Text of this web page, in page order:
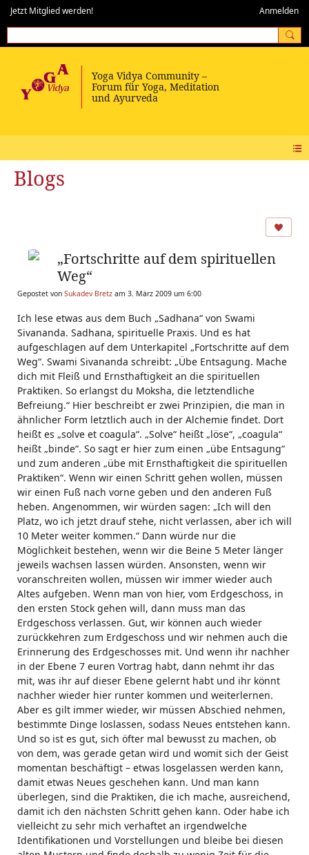
Jetzt Mitglied werden! Anmelden
Blogs
„Fortschritte auf dem spirituellen
Weg“
Gepostet von Sukadev Bretz am 3. März 2009 um 6:00
Ich lese etwas aus dem Buch „Sadhana“ von Swami
Sivananda. Sadhana, spirituelle Praxis. Und es hat
aufgeschlagen auf dem Unterkapitel „Fortschritte auf dem
Weg“. Swami Sivananda schreibt: „Übe Entsagung. Mache
dich mit Fleiß und Ernsthaftigkeit an die spirituellen
Praktiken. So erlangst du Moksha, die letztendliche
Befreiung.“ Hier beschreibt er zwei Prinzipien, die man in
ähnlicher Form letztlich auch in der Alchemie findet. Dort
heißt es „solve et coagula“. „Solve“ heißt „löse“, „coagula“
heißt „binde“. So sagt er hier zum einen „übe Entsagung“
und zum anderen „übe mit Ernsthaftigkeit die spirituellen
Praktiken“. Wenn wir einen Schritt gehen wollen, müssen
wir einen Fuß nach vorne geben und den anderen Fuß
heben. Angenommen, wir würden sagen: „Ich will den
Platz, wo ich jetzt drauf stehe, nicht verlassen, aber ich will
10 Meter weiter kommen.“ Dann würde nur die
Möglichkeit bestehen, wenn wir die Beine 5 Meter länger
jeweils wachsen lassen würden. Ansonsten, wenn wir
voranschreiten wollen, müssen wir immer wieder auch
Altes aufgeben. Wenn man von hier, vom Erdgeschoss, in
den ersten Stock gehen will, dann muss man das
Erdgeschoss verlassen. Gut, wir können auch wieder
zurückkehren zum Erdgeschoss und wir nehmen auch die
Erinnerung des Erdgeschosses mit. Und wenn ihr nachher
in der Ebene 7 euren Vortrag habt, dann nehmt ihr das
mit, was ihr auf dieser Ebene gelernt habt und ihr könnt
nachher wieder hier runter kommen und weiterlernen.
Aber es gilt immer wieder, wir müssen Abschied nehmen,
bestimmte Dinge loslassen, sodass Neues entstehen kann.
Und so ist es gut, sich öfter mal bewusst zu machen, ob
von dem, was gerade getan wird und womit sich der Geist
momentan beschäftigt – etwas losgelassen werden kann,
damit etwas Neues geschehen kann. Und man kann
überlegen, sind die Praktiken, die ich mache, ausreichend,
damit ich den nächsten Schritt gehen kann. Oder habe ich
vielleicht zu sehr mich verhaftet an irgendwelche
Identifikationen und Vorstellungen und bleibe bei diesen